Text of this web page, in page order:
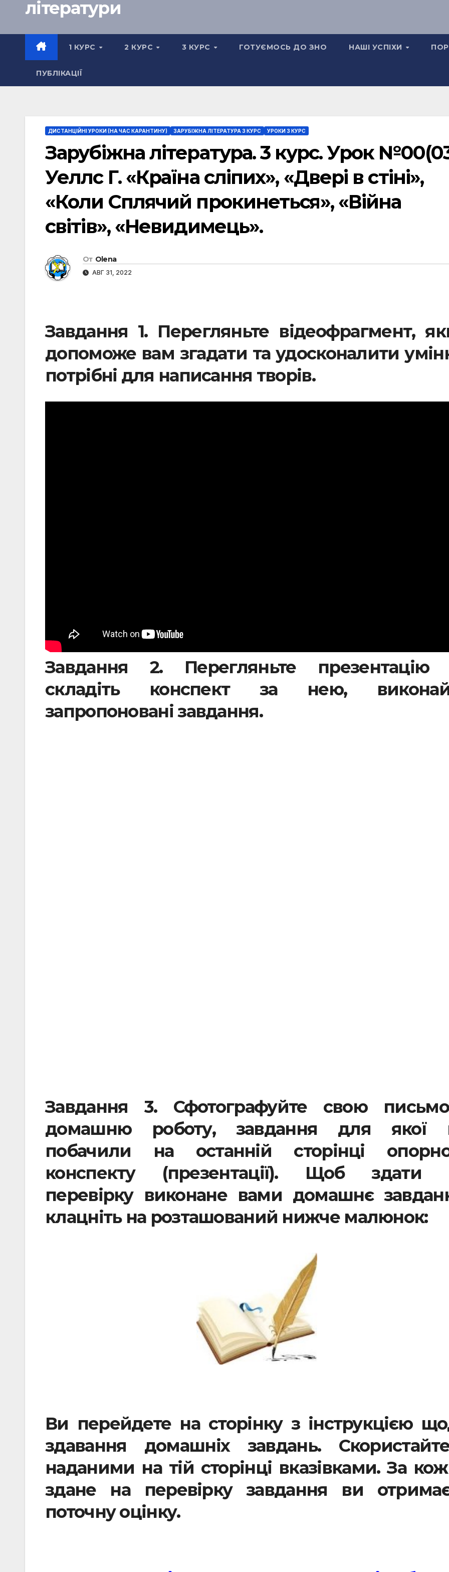
літератури
1 КУРС 2 КУРС 3 КУРС ГОТУЄМОСЬ ДО ЗНО НАШІ УСПІХИ
ПУБЛІКАЦІЇ
ДИСТАНЦІЙНІ УРОКИ (НА ЧАС КАРАНТИНУ) ЗАРУБІЖНА ЛІТЕРАТУРА 3 КУРС УРОКИ 3 КУРС
Зарубіжна література. 3 курс. Урок
Уеллс Г. «Країна сліпих», «Двері в стіні»,
«Коли Сплячий прокинеться», «Війна
світів», «Невидимець».
От Olena
АВГ 31, 2022
Завдання 1. Перегляньте відеофрагмент,
допоможе вам згадати та удосконалити
потрібні для написання творів.
Завдання 2. Перегляньте презентацію
складіть конспект за нею,
запропоновані завдання.
Завдання 3. Сфотографуйте свою
домашню роботу, завдання для якої
побачили на останній сторінці
конспекту (презентації). Щоб здати
перевірку виконане вами домашнє
клацніть на розташований нижче малюнок:
Ви перейдете на сторінку з інструкцією
здавання домашніх завдань.
наданими на тій сторінці вказівками. За
здане на перевірку завдання ви
поточну оцінку.